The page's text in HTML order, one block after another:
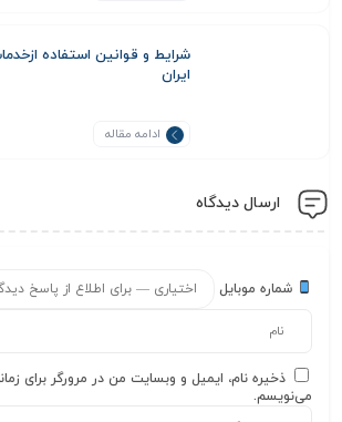
شرایط و قوانین استفاده
ایران
ادامه مقاله
ارسال دیدگاه
شماره موبایل
ذخیره نام، ایمیل و وبسایت من در مرورگر برای
می‌نویسم.